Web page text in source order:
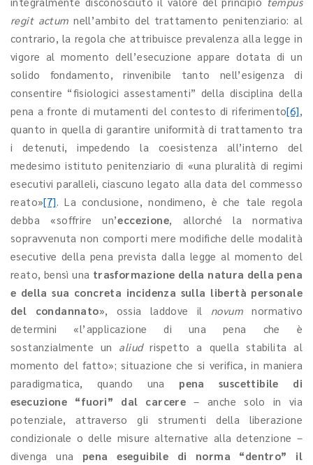
regit actum nell’ambito del trattamento penitenziario: al
contrario, la regola che attribuisce prevalenza alla legge in
vigore al momento dell’esecuzione appare dotata di un
solido fondamento, rinvenibile tanto nell’esigenza di
consentire “fisiologici assestamenti” della disciplina della
pena a fronte di mutamenti del contesto di riferimento[6],
quanto in quella di garantire uniformità di trattamento tra
i detenuti, impedendo la coesistenza all’interno del
medesimo istituto penitenziario di «una pluralità di regimi
esecutivi paralleli, ciascuno legato alla data del commesso
reato»[7]. La conclusione, nondimeno, è che tale regola
debba «soffrire un’eccezione, allorché la normativa
sopravvenuta non comporti mere modifiche delle modalità
esecutive della pena prevista dalla legge al momento del
reato, bensì una trasformazione della natura della pena
e della sua concreta incidenza sulla libertà personale
del
condannato», ossia laddove il novum normativo
determini «l’applicazione di una pena che è
sostanzialmente un aliudrispetto a quella stabilita al
momento del fatto»; situazione che si verifica, in maniera
paradigmatica, quando una pena suscettibile di
esecuzione “fuori”
dal carcere – anche solo in via
potenziale, attraverso gli strumenti della liberazione
condizionale o delle misure alternative alla detenzione –
divenga una pena eseguibile di norma “dentro” il